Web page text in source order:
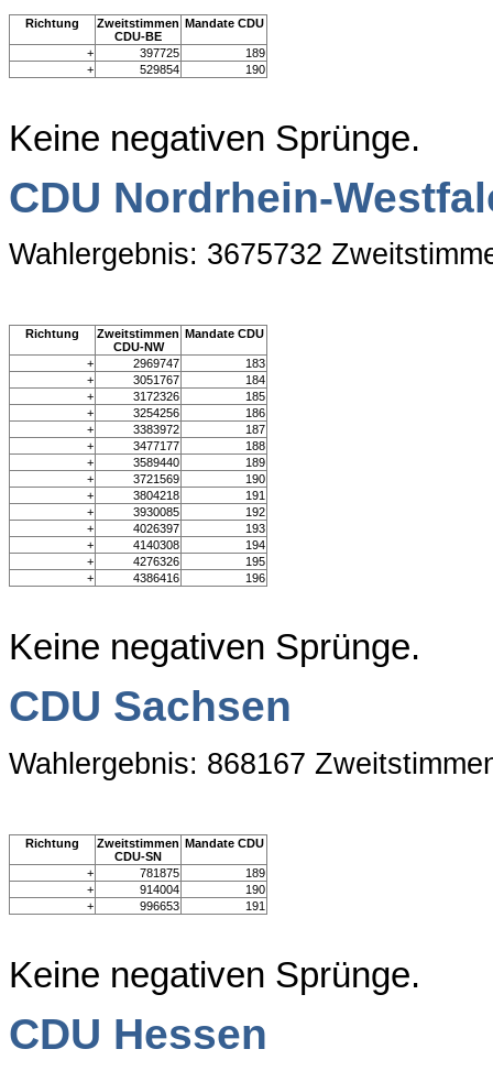
Richtung
Zweitstimmen
CDU-BE
Mandate CDU
+ 397725
189
+
529854 190
Keine negativen Sprünge.
CDU Nordrhein-
Wahlergebnis: 3675732
Richtung
Zweitstimmen
CDU-NW
Mandate CDU
+ 2969747
183
+
3051767
184
+
3172326
185
+
3254256
186
+
3383972
187
+
3477177
188
+
3589440
189
+
3721569
190
+
3804218
191
+
3930085
192
+
4026397
193
+
4140308
194
+
4276326
195
+
4386416 196
Keine negativen Sprünge.
CDU Sachsen
Wahlergebnis: 868167
Richtung
Zweitstimmen
CDU-SN
Mandate CDU
+ 781875
189
+
914004
190
+
996653 191
Keine negativen Sprünge.
CDU Hessen